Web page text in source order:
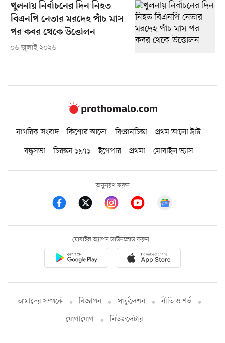
খুলনায় নির্বাচনের দিন নিহত
বিএনপি নেতার মরদেহ পাঁচ মাস
পর কবর থেকে উত্তোলন
০৬ জুলাই ২০২৬
নাগরিক সংবাদ কিশোর আলো বিজ্ঞানচিন্তা
প্রথম আলো ট্রাস্ট
বন্ধুসভা
চিরন্তন ১৯৭১ ইপেপার প্রথমা মোবাইল ভ্যাস
অনুসরণ করুন
মোবাইল অ্যাপস ডাউনলোড করুন
আমাদের সম্পর্কে বিজ্ঞাপন সার্কুলেশন
নীতি ও শর্ত
যোগাযোগ
নিউজলেটার